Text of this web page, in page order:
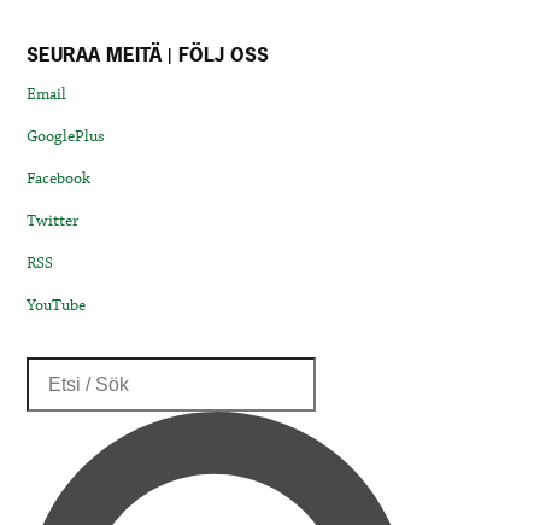
SEURAA MEITÄ | FÖLJ OSS
Email
GooglePlus
Facebook
Twitter
RSS
YouTube